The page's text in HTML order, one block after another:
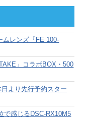
ムレンズ『FE 100-
」コラボBOX・500
より先行予約スター
で感じるDSC-RX10M5